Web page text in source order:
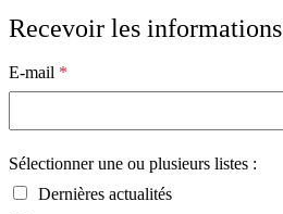
Recevoir les informations
E-mail *
Sélectionner une ou plusieurs listes :
Dernières actualités